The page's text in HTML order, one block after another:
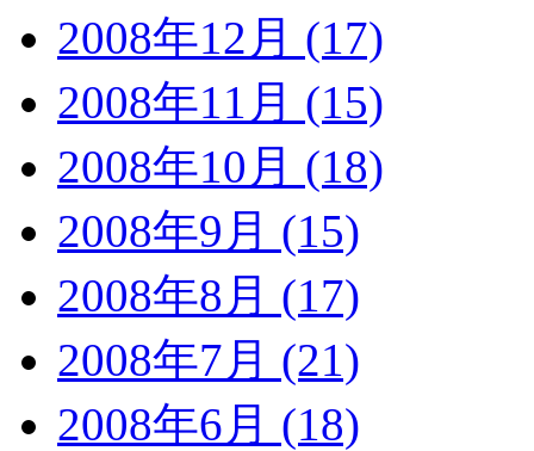
2008年12月 (17)
2008年11月 (15)
2008年10月 (18)
2008年9月 (15)
2008年8月 (17)
2008年7月 (21)
2008年6月 (18)